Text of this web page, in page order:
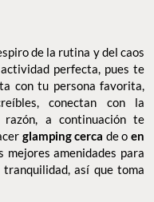
de la rutina y del caos
perfecta, pues te
con tu persona favorita,
conectan con la
a continuación te
glamping cerca de o en
mejores amenidades para
así que toma